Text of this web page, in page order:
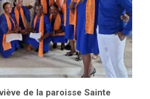
de la paroisse Sainte